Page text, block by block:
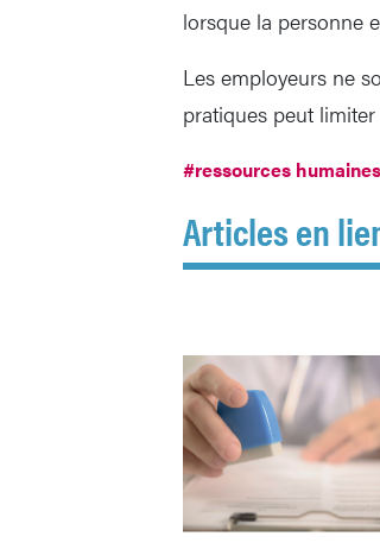
lorsque la personne
Les employeurs ne
pratiques peut
#ressources humaines
Articles en